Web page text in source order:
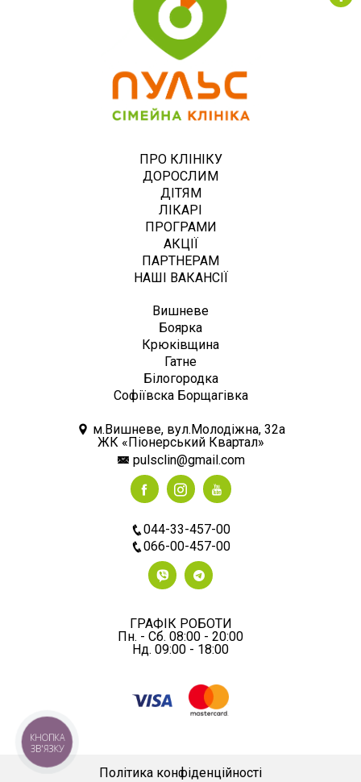
ПРО КЛІНІКУ
ДОРОСЛИМ
ДІТЯМ
ЛІКАРІ
ПРОГРАМИ
АКЦІЇ
ПАРТНЕРАМ
НАШІ ВАКАНСІЇ
Вишневе
Боярка
Крюківщина
Гатне
Білогородка
Софіївска Борщагівка
м.Вишневе, вул.Молодіжна, 32а
ЖК «Піонерський Квартал»
pulsclin@gmail.com
044-33-457-00
066-00-457-00
ГРАФІК РОБОТИ
Пн. - Сб. 08:00 - 20:00
Нд. 09:00 - 18:00
Політика конфіденційності
КНОПКА
ЗВ'ЯЗКУ